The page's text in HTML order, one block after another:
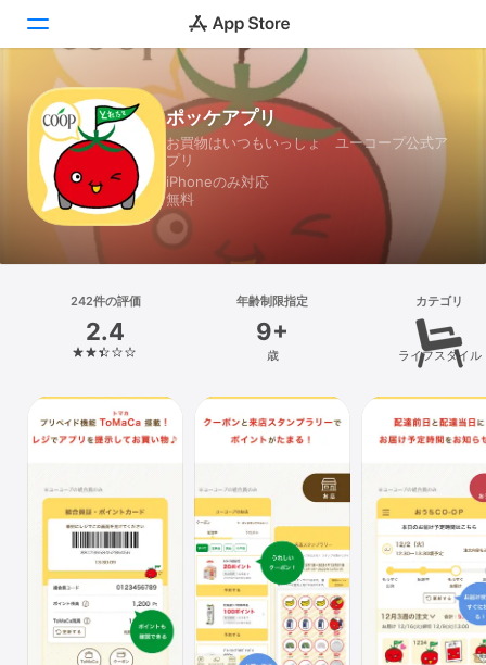
Today
ゲーム
アプリ
Arcade
検索
プラットフォーム
iPhone
iPad
Mac
Watch
ポッケアプリ
お買物はいつもいっしょ ユーコープ公式ア
プリ
iPhoneのみ対応
無料
242件の評価
2.4
年齢制限指定
9+
歳
カテゴリ
ライフスタイル